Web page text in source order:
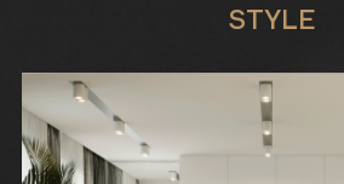
STYLE